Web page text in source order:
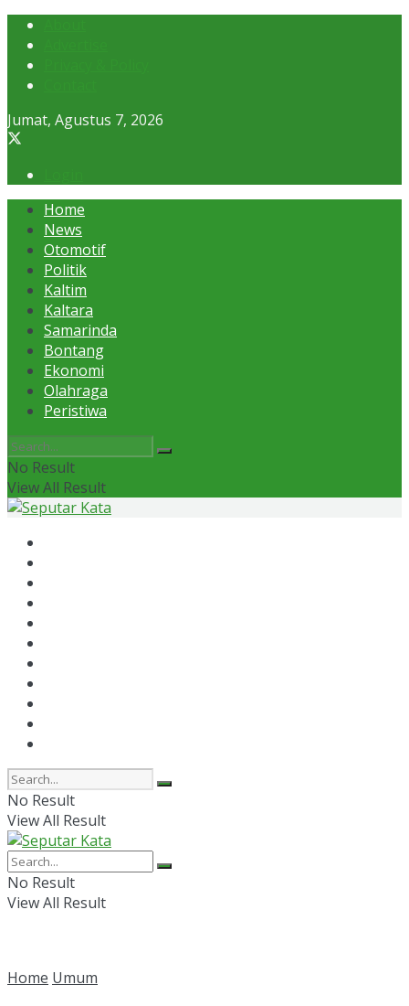
Jumat, Agustus 7, 2026
Home
News
Otomotif
Politik
Kaltim
Kaltara
Samarinda
Bontang
Ekonomi
Olahraga
Peristiwa
No Result
View All Result
No Result
View All Result
No Result
View All Result
Home Umum